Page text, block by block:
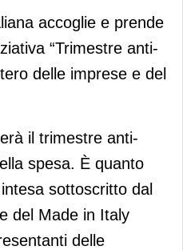
accoglie e prende
“Trimestre anti-
delle imprese e del
il trimestre anti-
spesa. È quanto
sottoscritto dal
del Made in Italy
delle